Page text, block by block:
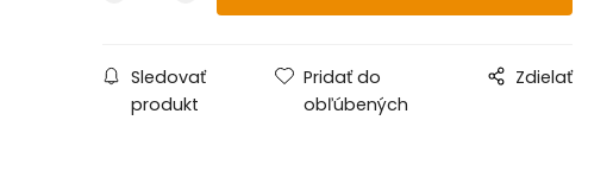
Sledovať
produkt
Pridať do
obľúbených
Zdielať